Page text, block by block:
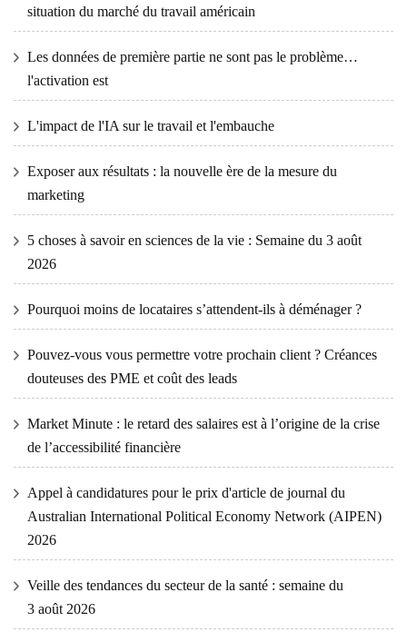
situation du marché du travail américain
Les données de première partie ne sont pas le problème…
l'activation est
L'impact de l'IA sur le travail et l'embauche
Exposer aux résultats : la nouvelle ère de la mesure du
marketing
5 choses à savoir en sciences de la vie : Semaine du 3 août
2026
Pourquoi moins de locataires s’attendent-ils à déménager ?
Pouvez-vous vous permettre votre prochain client ? Créances
douteuses des PME et coût des leads
Market Minute : le retard des salaires est à l’origine de la crise
de l’accessibilité financière
Appel à candidatures pour le prix d'article de journal du
Australian International Political Economy Network (AIPEN)
2026
Veille des tendances du secteur de la santé : semaine du
3 août 2026